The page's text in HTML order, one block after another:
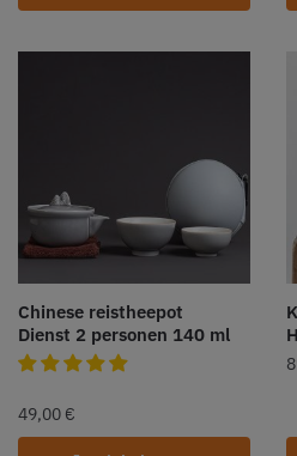
Chinese reistheepot
Dienst 2 personen 140 ml
49,00 €